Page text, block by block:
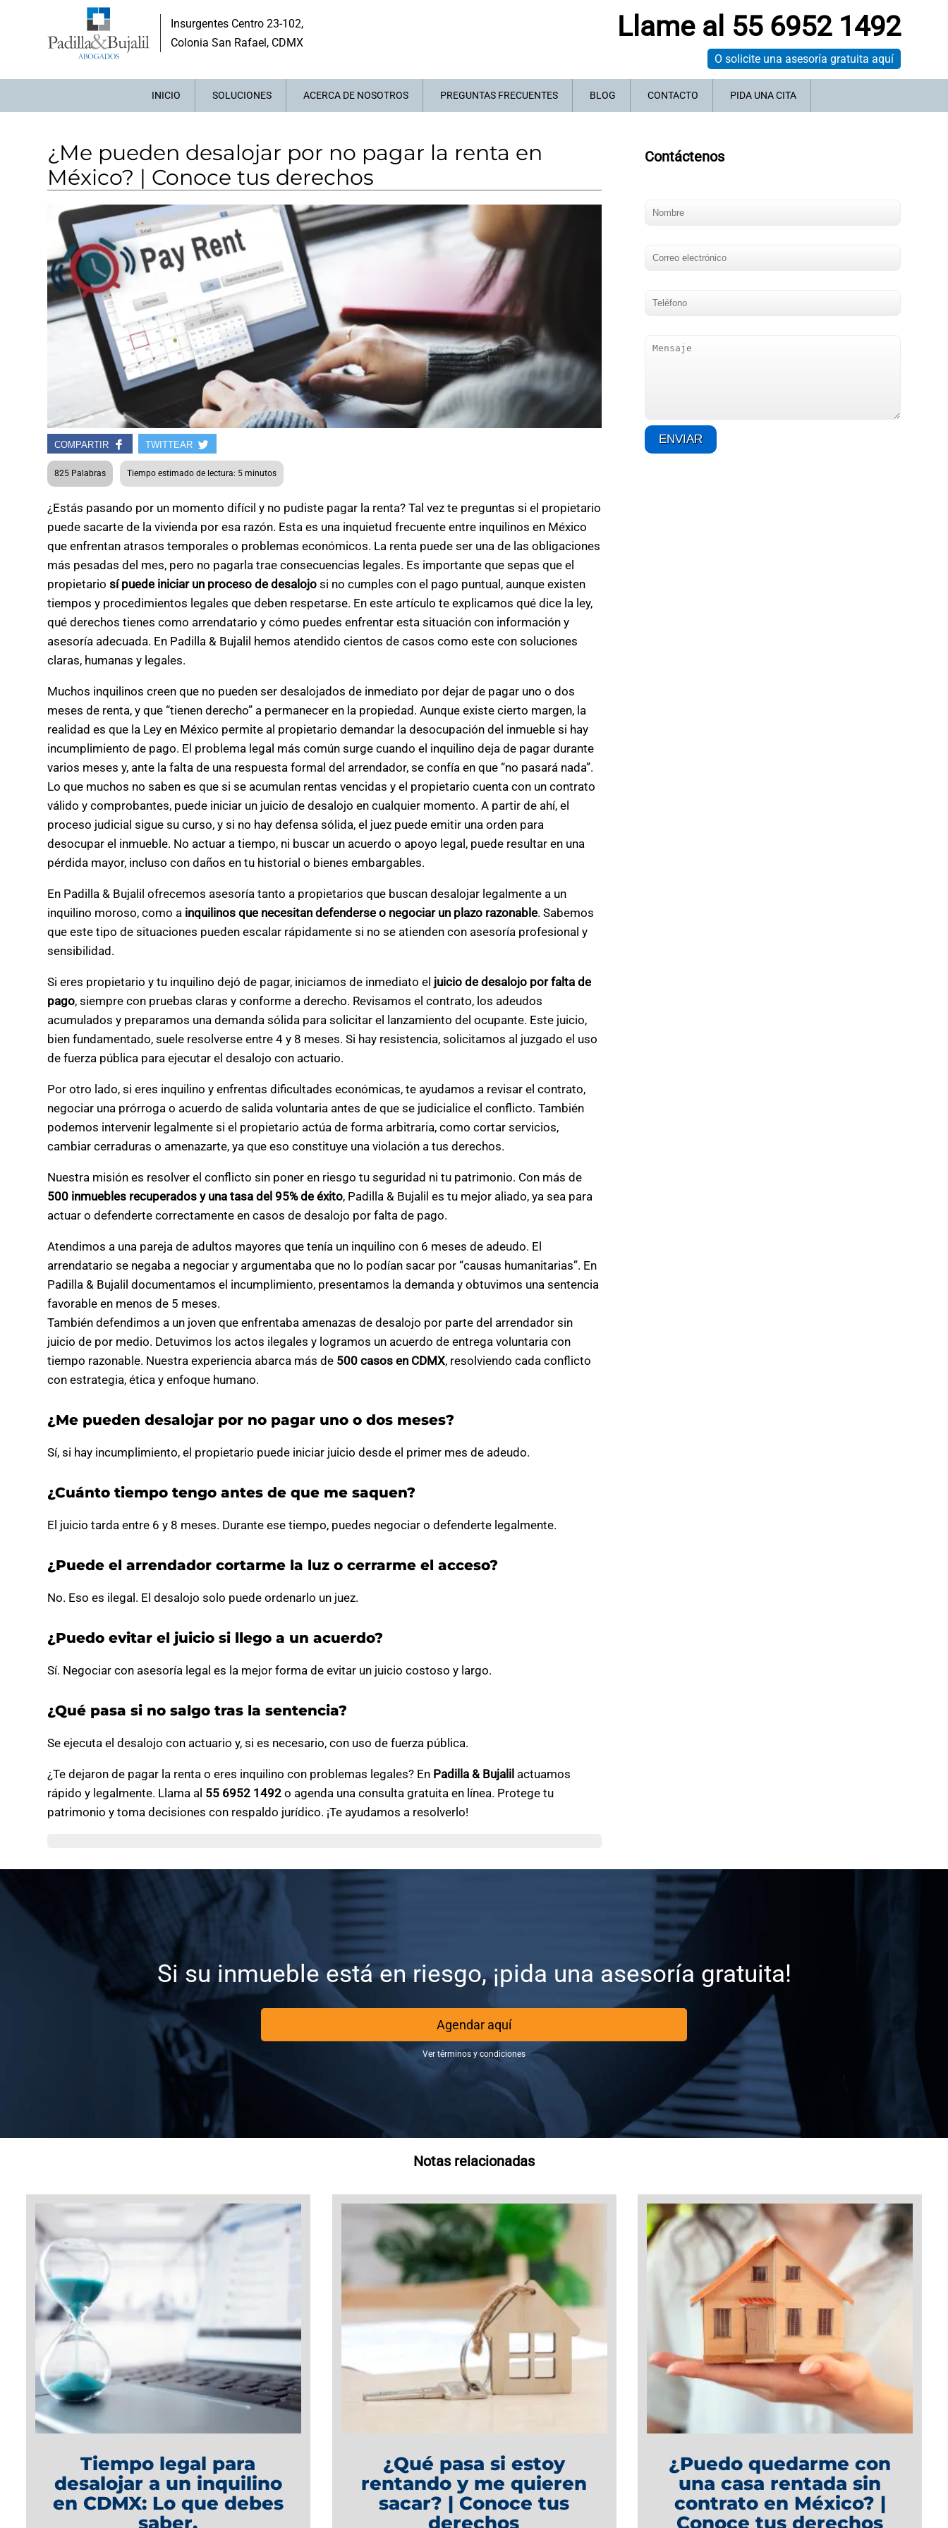
Insurgentes Centro 23-102,
Colonia San Rafael, CDMX
Llame al 55 6952 1492
O solicite una asesoría gratuita aquí
INICIO SOLUCIONES ACERCA DE NOSOTROS PREGUNTAS FRECUENTES BLOG CONTACTO PIDA UNA CITA
¿Me pueden desalojar por no pagar la renta en
México? | Conoce tus derechos
COMPARTIR TWITTEAR
825 Palabras Tiempo estimado de lectura: 5 minutos
¿Estás pasando por un momento difícil y no pudiste pagar la renta? Tal vez te preguntas si el propietario
puede sacarte de la vivienda por esa razón. Esta es una inquietud frecuente entre inquilinos en México
que enfrentan atrasos temporales o problemas económicos. La renta puede ser una de las obligaciones
más pesadas del mes, pero no pagarla trae consecuencias legales. Es importante que sepas que el
propietariosí puede iniciar un proceso de desalojo si no cumples con el pago puntual, aunque existen
tiempos y procedimientos legales que deben respetarse. En este artículo te explicamos qué dice la ley,
qué derechos tienes como arrendatario y cómo puedes enfrentar esta situación con información y
asesoría adecuada. En Padilla & Bujalil hemos atendido cientos de casos como este con soluciones
claras, humanas y legales.
Muchos inquilinos creen que no pueden ser desalojados de inmediato por dejar de pagar uno o dos
meses de renta, y que “tienen derecho” a permanecer en la propiedad. Aunque existe cierto margen, la
realidad es que la Ley en México permite al propietario demandar la desocupación del inmueble si hay
incumplimiento de pago. El problema legal más común surge cuando el inquilino deja de pagar durante
varios meses y, ante la falta de una respuesta formal del arrendador, se confía en que “no pasará nada”.
Lo que muchos no saben es que si se acumulan rentas vencidas y el propietario cuenta con un contrato
válido y comprobantes, puede iniciar un juicio de desalojo en cualquier momento. A partir de ahí, el
proceso judicial sigue su curso, y si no hay defensa sólida, el juez puede emitir una orden para
desocupar el inmueble. No actuar a tiempo, ni buscar un acuerdo o apoyo legal, puede resultar en una
pérdida mayor, incluso con daños en tu historial o bienes embargables.
En Padilla & Bujalil ofrecemos asesoría tanto a propietarios que buscan desalojar legalmente a un
inquilino moroso, como a inquilinos que necesitan defenderse o negociar un plazo razonable. Sabemos
que este tipo de situaciones pueden escalar rápidamente si no se atienden con asesoría profesional y
sensibilidad.
Si eres propietario y tu inquilino dejó de pagar, iniciamos de inmediato el juicio de desalojo por falta de
pago, siempre con pruebas claras y conforme a derecho. Revisamos el contrato, los adeudos
acumulados y preparamos una demanda sólida para solicitar el lanzamiento del ocupante. Este juicio,
bien fundamentado, suele resolverse entre 4 y 8 meses. Si hay resistencia, solicitamos al juzgado el uso
de fuerza pública para ejecutar el desalojo con actuario.
Por otro lado, si eres inquilino y enfrentas dificultades económicas, te ayudamos a revisar el contrato,
negociar una prórroga o acuerdo de salida voluntaria antes de que se judicialice el conflicto. También
podemos intervenir legalmente si el propietario actúa de forma arbitraria, como cortar servicios,
cambiar cerraduras o amenazarte, ya que eso constituye una violación a tus derechos.
Nuestra misión es resolver el conflicto sin poner en riesgo tu seguridad ni tu patrimonio. Con más de
500 inmuebles recuperados y una tasa del 95% de éxito, Padilla & Bujalil es tu mejor aliado, ya sea para
actuar o defenderte correctamente en casos de desalojo por falta de pago.
Atendimos a una pareja de adultos mayores que tenía un inquilino con 6 meses de adeudo. El
arrendatario se negaba a negociar y argumentaba que no lo podían sacar por “causas humanitarias”. En
Padilla & Bujalil documentamos el incumplimiento, presentamos la demanda y obtuvimos una sentencia
favorable en menos de 5 meses.
También defendimos a un joven que enfrentaba amenazas de desalojo por parte del arrendador sin
juicio de por medio. Detuvimos los actos ilegales y logramos un acuerdo de entrega voluntaria con
tiempo razonable. Nuestra experiencia abarca más de 500 casos en CDMX, resolviendo cada conflicto
con estrategia, ética y enfoque humano.
¿Me pueden desalojar por no pagar uno o dos meses?
Sí, si hay incumplimiento, el propietario puede iniciar juicio desde el primer mes de adeudo.
¿Cuánto tiempo tengo antes de que me saquen?
El juicio tarda entre 6 y 8 meses. Durante ese tiempo, puedes negociar o defenderte legalmente.
¿Puede el arrendador cortarme la luz o cerrarme el acceso?
No. Eso es ilegal. El desalojo solo puede ordenarlo un juez.
¿Puedo evitar el juicio si llego a un acuerdo?
Sí. Negociar con asesoría legal es la mejor forma de evitar un juicio costoso y largo.
¿Qué pasa si no salgo tras la sentencia?
Se ejecuta el desalojo con actuario y, si es necesario, con uso de fuerza pública.
¿Te dejaron de pagar la renta o eres inquilino con problemas legales? En Padilla & Bujalil actuamos
rápido y legalmente. Llama al 55 6952 1492 o agenda una consulta gratuita en línea. Protege tu
patrimonio y toma decisiones con respaldo jurídico. ¡Te ayudamos a resolverlo!
Contáctenos
Si su inmueble está en riesgo, ¡pida una asesoría gratuita!
Agendar aquí
Ver términos y condiciones
Notas relacionadas
Tiempo legal para
desalojar a un inquilino
en CDMX: Lo que debes
saber.
¿Qué pasa si estoy
rentando y me quieren
sacar? | Conoce tus
derechos
¿Puedo quedarme con
una casa rentada sin
contrato en México? |
Conoce tus derechos